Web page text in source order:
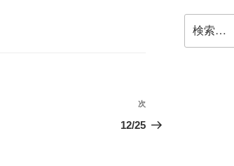
次
の
次
12/25
索: